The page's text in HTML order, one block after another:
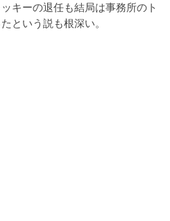
キーの退任も結局は事務所のト
という説も根深い。